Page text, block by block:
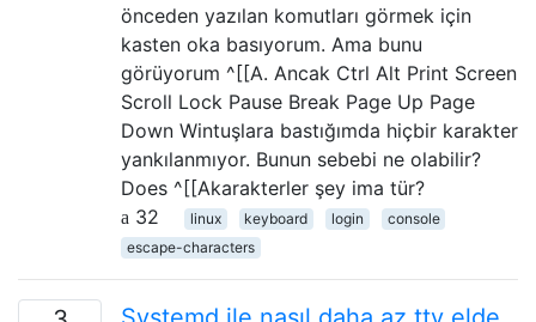
önceden yazılan komutları görmek için
kasten oka basıyorum. Ama bunu
görüyorum ^[[A. Ancak Ctrl Alt Print Screen
Scroll Lock Pause Break Page Up Page
Down Wintuşlara bastığımda hiçbir karakter
yankılanmıyor. Bunun sebebi ne olabilir?
Does ^[[Akarakterler şey ima tür?
32
linux keyboard login
console
escape-characters